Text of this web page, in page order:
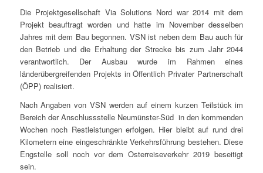
Die Projektgesellschaft Via Solutions Nord war 2014 mit dem
Projekt beauftragt worden und hatte im November desselben
Jahres mit dem Bau begonnen. VSN ist neben dem Bau auch für
den Betrieb und die Erhaltung der Strecke bis zum Jahr 2044
verantwortlich. Der Ausbau wurde im Rahmen eines
länderübergreifenden Projekts in Öffentlich Privater Partnerschaft
(ÖPP) realisiert.
Nach Angaben von VSN werden auf einem kurzen Teilstück im
Bereich der Anschlussstelle Neumünster-Süd in den kommenden
Wochen noch Restleistungen erfolgen. Hier bleibt auf rund drei
Kilometern eine eingeschränkte Verkehrsführung bestehen. Diese
Engstelle soll noch vor dem Osterreiseverkehr 2019 beseitigt
sein.